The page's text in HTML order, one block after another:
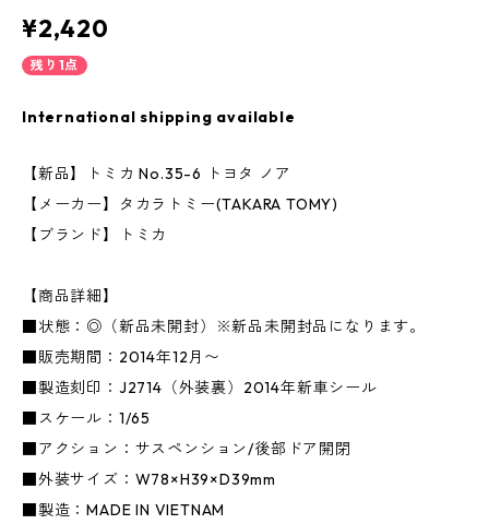
¥2,420
残り1点
International shipping available
【新品】トミカ No.35-6 トヨタ ノア
【メーカー】タカラトミー(TAKARA TOMY)
【ブランド】トミカ
【商品詳細】
■状態：◎（新品未開封）※新品未開封品になります。
■販売期間：2014年12月〜
■製造刻印：J2714（外装裏）2014年新車シール
■スケール：1/65
■アクション：サスペンション/後部ドア開閉
■外装サイズ：W78×H39×D39mm
■製造：MADE IN VIETNAM